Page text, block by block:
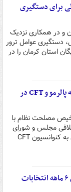
برای دستگیری
و در همکاری نزدیک
دستگیری عوامل ترور
استان کرمان را در
ادامه بررسی پیوستن ایران به پالرمو و CFT در
مصلحت نظام با
مجلس و شورای
نگهبان در مورد پیوستن ایران به کنوانسیون CFT
طحان نظیف: مصوبه تعویق ۶ ماهه انتخابات